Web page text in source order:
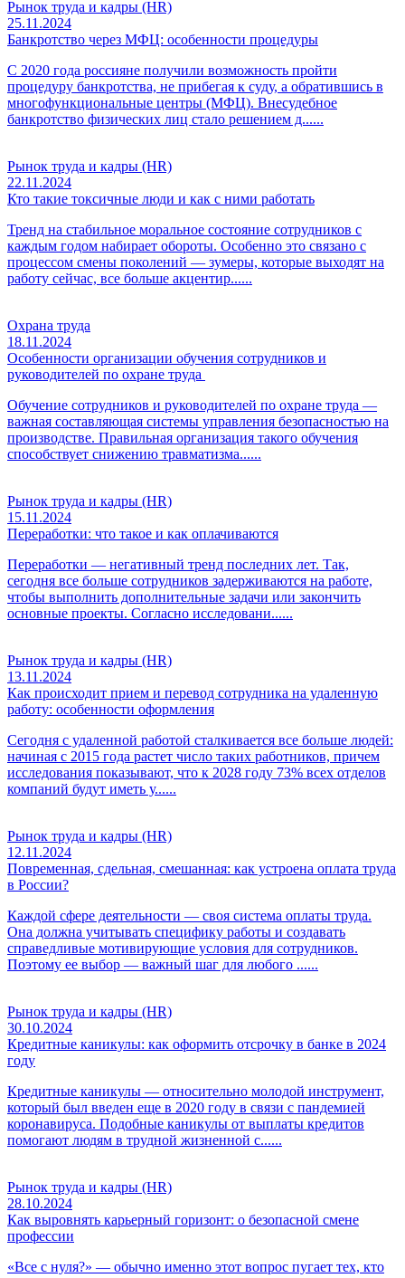
Рынок труда и кадры (HR)
25.11.2024
Банкротство через МФЦ: особенности процедуры
С 2020 года россияне получили возможность пройти
процедуру банкротства, не прибегая к суду, а обратившись в
многофункциональные центры (МФЦ). Внесудебное
банкротство физических лиц стало решением д......
Рынок труда и кадры (HR)
22.11.2024
Кто такие токсичные люди и как с ними работать
Тренд на стабильное моральное состояние сотрудников с
каждым годом набирает обороты. Особенно это связано с
процессом смены поколений — зумеры, которые выходят на
работу сейчас, все больше акцентир......
Охрана труда
18.11.2024
Особенности организации обучения сотрудников и
руководителей по охране труда
Обучение сотрудников и руководителей по охране труда —
важная составляющая системы управления безопасностью на
производстве. Правильная организация такого обучения
способствует снижению травматизма......
Рынок труда и кадры (HR)
15.11.2024
Переработки: что такое и как оплачиваются
Переработки — негативный тренд последних лет. Так,
сегодня все больше сотрудников задерживаются на работе,
чтобы выполнить дополнительные задачи или закончить
основные проекты. Согласно исследовани......
Рынок труда и кадры (HR)
13.11.2024
Как происходит прием и перевод сотрудника на удаленную
работу: особенности оформления
Сегодня с удаленной работой сталкивается все больше людей:
начиная с 2015 года растет число таких работников, причем
исследования показывают, что к 2028 году 73% всех отделов
компаний будут иметь у......
Рынок труда и кадры (HR)
12.11.2024
Повременная, сдельная, смешанная: как устроена оплата труда
в России?
Каждой сфере деятельности — своя система оплаты труда.
Она должна учитывать специфику работы и создавать
справедливые мотивирующие условия для сотрудников.
Поэтому ее выбор — важный шаг для любого ......
Рынок труда и кадры (HR)
30.10.2024
Кредитные каникулы: как оформить отсрочку в банке в 2024
году
Кредитные каникулы — относительно молодой инструмент,
который был введен еще в 2020 году в связи с пандемией
коронавируса. Подобные каникулы от выплаты кредитов
помогают людям в трудной жизненной с......
Рынок труда и кадры (HR)
28.10.2024
Как выровнять карьерный горизонт: о безопасной смене
профессии
«Все с нуля?‎» — ‎обычно именно этот вопрос пугает тех, кто